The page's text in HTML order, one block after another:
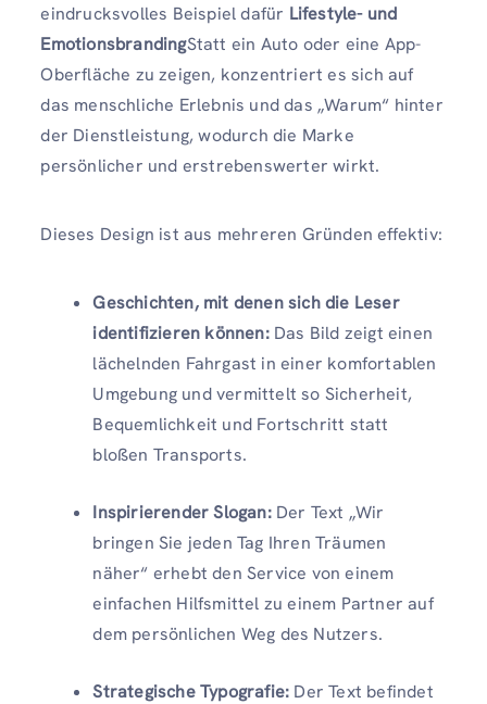
eindrucksvolles Beispiel dafür Lifestyle- und
EmotionsbrandingStatt ein Auto oder eine App-
Oberfläche zu zeigen, konzentriert es sich auf
das menschliche Erlebnis und das „Warum“ hinter
der Dienstleistung, wodurch die Marke
persönlicher und erstrebenswerter wirkt.
Dieses Design ist aus mehreren Gründen effektiv:
Geschichten, mit denen sich die Leser
identifizieren können:Das Bild zeigt einen
lächelnden Fahrgast in einer komfortablen
Umgebung und vermittelt so Sicherheit,
Bequemlichkeit und Fortschritt statt
bloßen Transports.
Inspirierender Slogan:Der Text „Wir
bringen Sie jeden Tag Ihren Träumen
näher“ erhebt den Service von einem
einfachen Hilfsmittel zu einem Partner auf
dem persönlichen Weg des Nutzers.
Strategische Typografie: Der Text befindet